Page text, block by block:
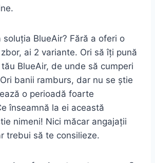
soluția BlueAir? Fără a oferi o
ai 2 variante. Ori să îți pună
BlueAir, de unde să cumperi
banii ramburs, dar nu se știe
o perioadă foarte
înseamnă la ei această
nimeni! Nici măcar angajații
trebui să te consilieze.